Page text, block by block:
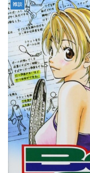
雑談